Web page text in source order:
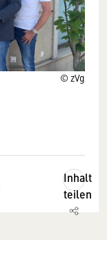
© zVg
Inhalt
teilen